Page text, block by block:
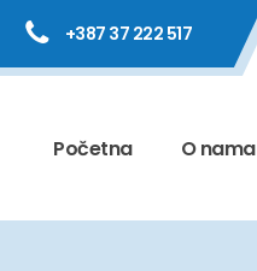
+387 37 222 517
Početna O nama